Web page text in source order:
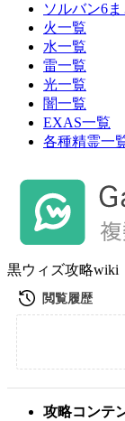
ソルバン6
火一覧
水一覧
雷一覧
光一覧
闇一覧
EXAS一覧
各種精霊一
黒ウィズ攻略wiki
攻略コンテ